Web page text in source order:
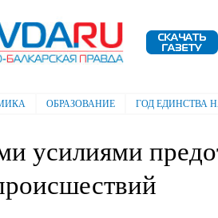
ОБРАЗОВАНИЕ ГОД ЕДИНСТВА
усилиями